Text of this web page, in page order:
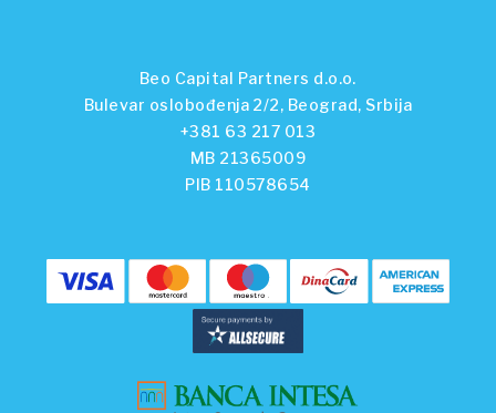
Beo Capital Partners d.o.o.
Bulevar oslobođenja 2/2, Beograd, Srbija
+381 63 217 013
MB 21365009
PIB 110578654